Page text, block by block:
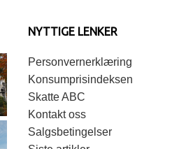
NYTTIGE LENKER
Personvernerklæring
Konsumprisindeksen
Skatte ABC
Kontakt oss
Salgsbetingelser